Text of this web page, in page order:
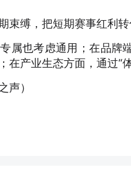
束缚，把短期赛事红利
属也考虑通用；在品牌
在产业生态方面，通过“
声）